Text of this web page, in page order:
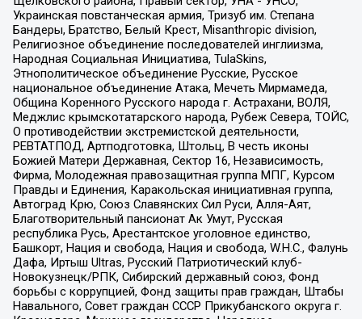
Украинская повстанческая армия, Тризуб им. Степана
Бандеры, Братство, Белый Крест, Misanthropic division,
Религиозное объединение последователей инглиизма,
Народная Социальная Инициатива, TulaSkins,
Этнополитическое объединение Русские, Русское
национальное объединение Атака, Мечеть Мирмамеда,
Община Коренного Русского народа г. Астрахани, ВОЛЯ,
Меджлис крымскотатарского народа, Рубеж Севера, ТОЙС,
О противодействии экстремистской деятельности,
РЕВТАТПОД, Артподготовка, Штольц, В честь иконы
Божией Матери Державная, Сектор 16, Независимость,
Фирма, Молодежная правозащитная группа МПГ, Курсом
Правды и Единения, Каракольская инициативная группа,
Автоград Крю, Союз Славянских Сил Руси, Алля-Аят,
Благотворительный пансионат Ак Умут, Русская
республика Русь, Арестантское уголовное единство,
Башкорт, Нация и свобода, Нация и свобода, W.H.С., Фалунь
Дафа, Иртыш Ultras, Русский Патриотический клуб-
Новокузнецк/РПК, Сибирский державный союз, Фонд
борьбы с коррупцией, Фонд защиты прав граждан, Штабы
Навального, Совет граждан СССР Прикубанского округа г.